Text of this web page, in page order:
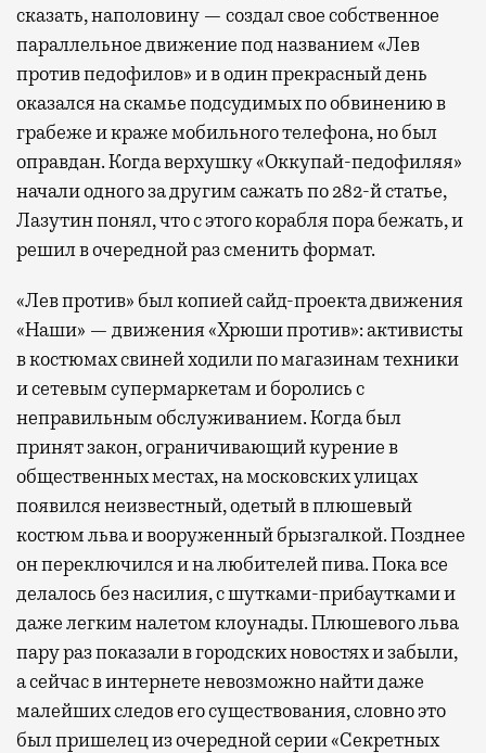
сказать, наполовину — создал свое собственное
параллельное движение под названием «Лев
против педофилов» и в один прекрасный день
оказался на скамье подсудимых по обвинению в
грабеже и краже мобильного телефона, но был
оправдан. Когда верхушку «Оккупай-педофиляя»
начали одного за другим сажать по 282-й статье,
Лазутин понял, что с этого корабля пора бежать, и
решил в очередной раз сменить формат.
«Лев против» был копией сайд-проекта движения
«Наши» — движения «Хрюши против»: активисты
в костюмах свиней ходили по магазинам техники
и сетевым супермаркетам и боролись с
неправильным обслуживанием. Когда был
принят закон, ограничивающий курение в
общественных местах, на московских улицах
появился неизвестный, одетый в плюшевый
костюм льва и вооруженный брызгалкой. Позднее
он переключился и на любителей пива. Пока все
делалось без насилия, с шутками-прибаутками и
даже легким налетом клоунады. Плюшевого льва
пару раз показали в городских новостях и забыли,
а сейчас в интернете невозможно найти даже
малейших следов его существования, словно это
был пришелец из очередной серии «Секретных